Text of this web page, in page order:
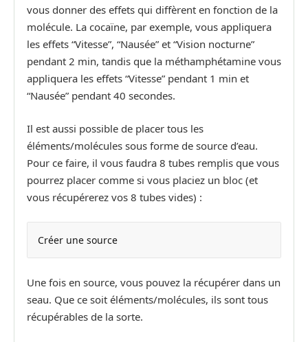
vous donner des effets qui diffèrent en fonction de la
molécule. La cocaïne, par exemple, vous appliquera
les effets “Vitesse”, “Nausée” et “Vision nocturne”
pendant 2 min, tandis que la méthamphétamine vous
appliquera les effets “Vitesse” pendant 1 min et
“Nausée” pendant 40 secondes.
Il est aussi possible de placer tous les
éléments/molécules sous forme de source d’eau.
Pour ce faire, il vous faudra 8 tubes remplis que vous
pourrez placer comme si vous placiez un bloc (et
vous récupérerez vos 8 tubes vides) :
Créer une source
Une fois en source, vous pouvez la récupérer dans un
seau. Que ce soit éléments/molécules, ils sont tous
récupérables de la sorte.